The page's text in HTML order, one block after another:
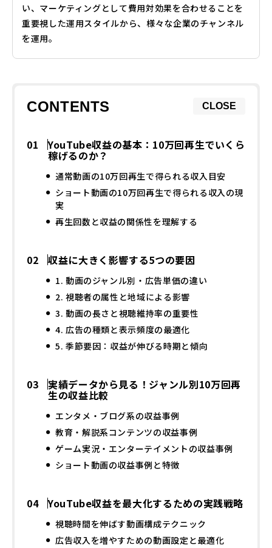
い、マーケティングとして費用対効果を合わせることを
重要視した運用スタイルから、様々な企業のチャンネル
を運用。
CONTENTS CLOSE
YouTube収益の基本：10万回再生でいくら
稼げるのか？
通常動画の10万回再生で得られる収入目安
ショート動画の10万回再生で得られる収入の現
実
再生回数と収益の関係性を理解する
収益に大きく影響する5つの要因
1. 動画のジャンル別・広告単価の違い
2. 視聴者の属性と地域による影響
3. 動画の長さと視聴維持率の重要性
4. 広告の種類と表示頻度の最適化
5. 季節要因：収益が伸びる時期と傾向
実績データから見る！ジャンル別10万回再
生の収益比較
エンタメ・ブログ系の収益事例
教育・解説系コンテンツの収益事例
ゲーム実況・エンターテイメントの収益事例
ショート動画の収益事例と特徴
YouTube収益を最大化するための実践戦略
視聴時間を伸ばす動画構成テクニック
広告収入を増やすための動画設定と最適化